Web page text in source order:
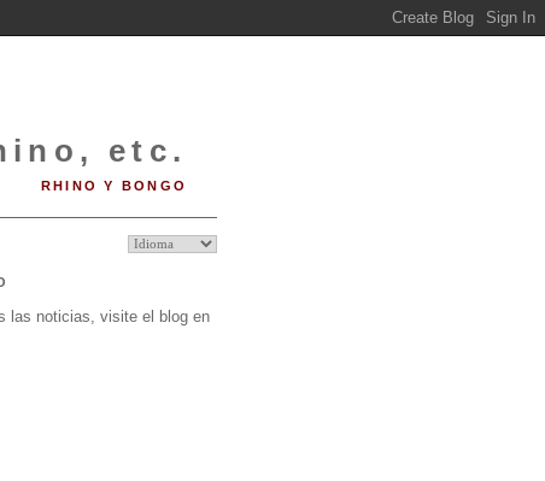
etc.
RHINO Y BONGO
las noticias, visite el blog en